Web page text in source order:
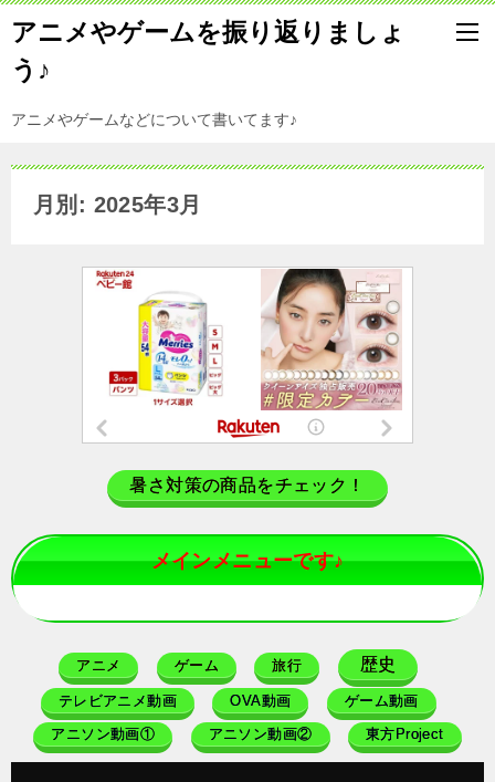
アニメやゲームを振り返りましょ
う♪
アニメやゲームなどについて書いてます♪
月別: 2025年3月
暑さ対策の商品をチェック！
メインメニューです♪
アニメ ゲーム 旅行 歴史
テレビアニメ動画 OVA動画 ゲーム動画
アニソン動画① アニソン動画② 東方Project